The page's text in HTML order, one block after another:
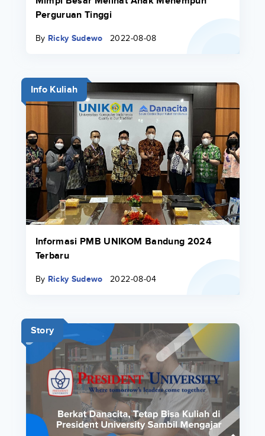
Perguruan Tinggi
By Ricky Sudewo 2022-08-08
Info Kuliah
Informasi PMB UNIKOM Bandung 2024
Terbaru
By Ricky Sudewo 2022-08-04
Story